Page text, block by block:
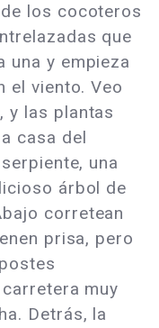
los cocoteros
que
una y empieza
el viento. Veo
y las plantas
casa del
una
árbol de
corretean
prisa, pero
muy
Detrás, la